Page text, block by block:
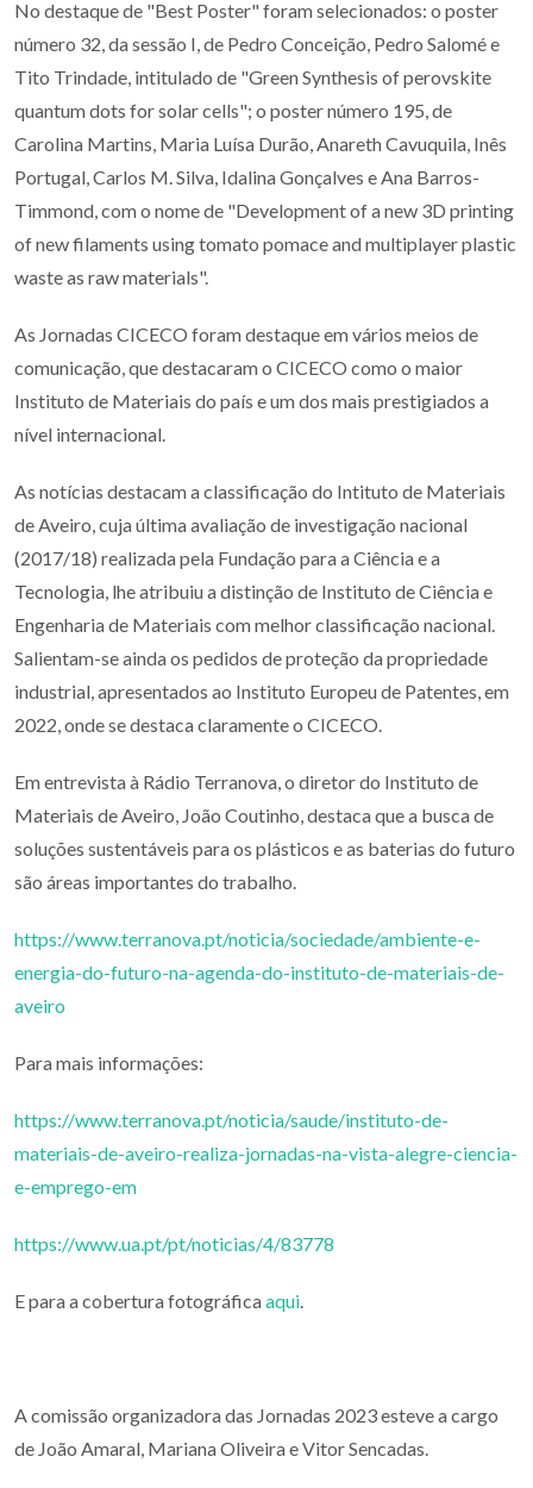
No destaque de "Best Poster" foram selecionados: o poster
número 32, da sessão I, de Pedro Conceição, Pedro Salomé e
Tito Trindade, intitulado de "Green Synthesis of perovskite
quantum dots for solar cells"; o poster número 195, de
Carolina Martins, Maria Luísa Durão, Anareth Cavuquila, Inês
Portugal, Carlos M. Silva, Idalina Gonçalves e Ana Barros-
Timmond, com o nome de "Development of a new 3D printing
of new filaments using tomato pomace and multiplayer plastic
waste as raw materials".
As Jornadas CICECO foram destaque em vários meios de
comunicação, que destacaram o CICECO como o maior
Instituto de Materiais do país e um dos mais prestigiados a
nível internacional.
As notícias destacam a classificação do Intituto de Materiais
de Aveiro, cuja última avaliação de investigação nacional
(2017/18) realizada pela Fundação para a Ciência e a
Tecnologia, lhe atribuiu a distinção de Instituto de Ciência e
Engenharia de Materiais com melhor classificação nacional.
Salientam-se ainda os pedidos de proteção da propriedade
industrial, apresentados ao Instituto Europeu de Patentes, em
2022, onde se destaca claramente o CICECO.
Em entrevista à Rádio Terranova, o diretor do Instituto de
Materiais de Aveiro, João Coutinho, destaca que a busca de
soluções sustentáveis para os plásticos e as baterias do futuro
são áreas importantes do trabalho.
https://www.terranova.pt/noticia/sociedade/ambiente-e-
energia-do-futuro-na-agenda-do-instituto-de-materiais-de-
aveiro
Para mais informações:
https://www.terranova.pt/noticia/saude/instituto-de-
materiais-de-aveiro-realiza-jornadas-na-vista-alegre-ciencia-
e-emprego-em
https://www.ua.pt/pt/noticias/4/83778
E para a cobertura fotográficaaqui.
A comissão organizadora das Jornadas 2023 esteve a cargo
de João Amaral, Mariana Oliveira e Vitor Sencadas.